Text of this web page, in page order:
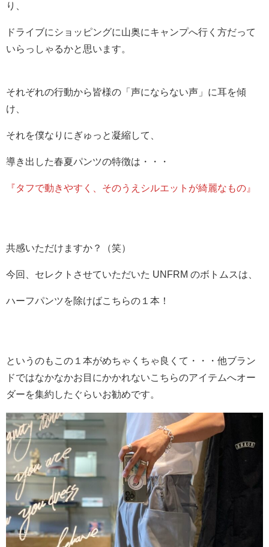
り、
ドライブにショッピングに山奥にキャンプへ行く方だって
いらっしゃるかと思います。
それぞれの行動から皆様の「声にならない声」に耳を傾
け、
それを僕なりにぎゅっと凝縮して、
導き出した春夏パンツの特徴は・・・
『タフで動きやすく、そのうえシルエットが綺麗なもの』
共感いただけますか？（笑）
今回、セレクトさせていただいた UNFRM のボトムスは、
ハーフパンツを除けばこちらの１本！
というのもこの１本がめちゃくちゃ良くて・・・他ブラン
ドではなかなかお目にかかれないこちらのアイテムへオー
ダーを集約したぐらいお勧めです。